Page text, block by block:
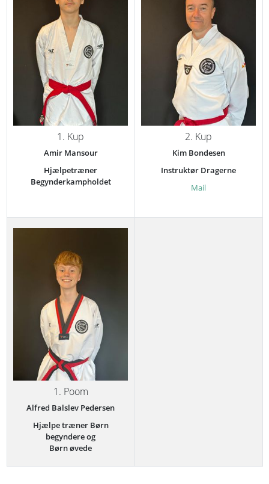
1. Kup
Amir Mansour
Hjælpetræner
Begynderkampholdet
2. Kup
Kim Bondesen
Instruktør Dragerne
Mail
1. Poom
Alfred Balslev Pedersen
Hjælpe træner Børn
begyndere og
Børn øvede